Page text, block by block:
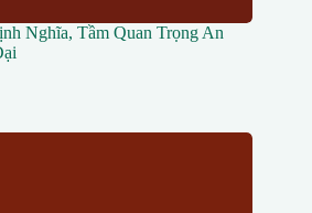
Nghĩa, Tầm Quan Trọng An